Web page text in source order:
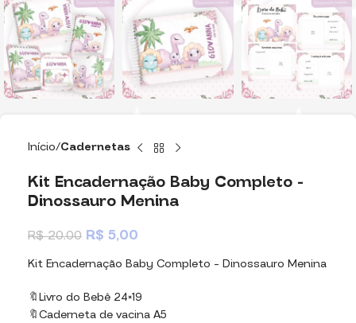
Início Cadernetas
Kit Encadernação Baby Completo –
Dinossauro Menina
R$20,00 R$ 5,00
Kit Encadernação Baby Completo – Dinossauro Menina
🔖Livro do Bebê 24×19
🔖Caderneta de vacina A5